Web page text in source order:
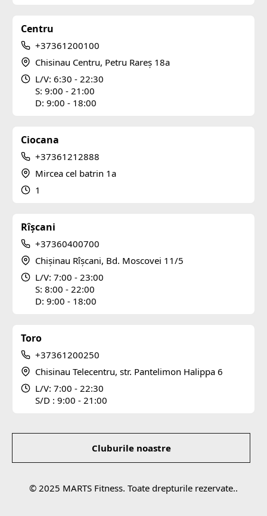
Centru
+37361200100
Chisinau Centru, Petru Rareș 18a
L/V: 6:30 - 22:30
S: 9:00 - 21:00
D: 9:00 - 18:00
Ciocana
+37361212888
Mircea cel batrin 1a
1
Rîșcani
+37360400700
Chișinau Rîșcani, Bd. Moscovei 11/5
L/V: 7:00 - 23:00
S: 8:00 - 22:00
D: 9:00 - 18:00
Toro
+37361200250
Chisinau Telecentru, str. Pantelimon Halippa 6
L/V: 7:00 - 22:30
S/D : 9:00 - 21:00
Cluburile noastre
© 2025 MARTS Fitness. Toate drepturile rezervate..